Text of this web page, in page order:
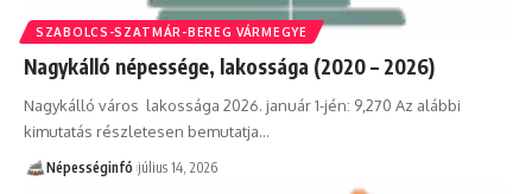
SZABOLCS-SZATMÁR-BEREG VÁRMEGYE
Nagykálló népessége, lakossága (2020 – 2026)
Nagykálló város lakossága 2026. január 1-jén: 9,270 Az alábbi
kimutatás részletesen bemutatja…
Népességinfó július 14, 2026